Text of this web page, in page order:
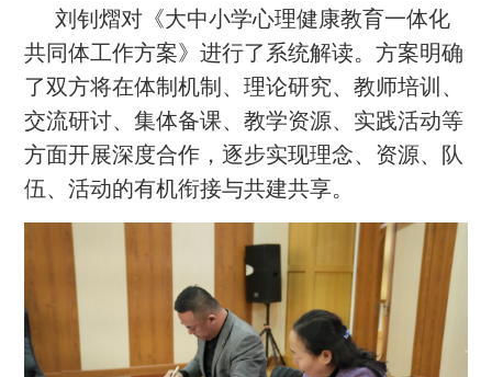
刘钊熠对《大中小学心理健康教育一体化
共同体工作方案》进行了系统解读。方案明确
了双方将在体制机制、理论研究、教师培训、
交流研讨、集体备课、教学资源、实践活动等
方面开展深度合作，逐步实现理念、资源、队
伍、活动的有机衔接与共建共享。